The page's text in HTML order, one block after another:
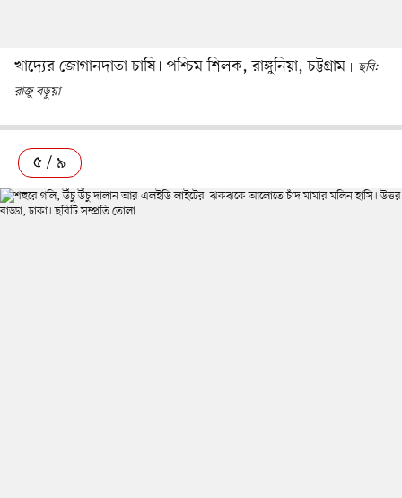
খাদ্যের জোগানদাতা চাষি। পশ্চিম শিলক, রাঙ্গুনিয়া, চট্টগ্রাম
ছবি:
রাজু বড়ুয়া
৫ / ৯